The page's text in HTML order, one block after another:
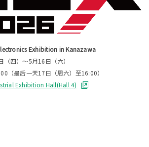
Exhibition in Kanazawa
四）～5月16日（六）
（最后一天17日（周六）至16:00）
Exhibition Hall(Hall 4)